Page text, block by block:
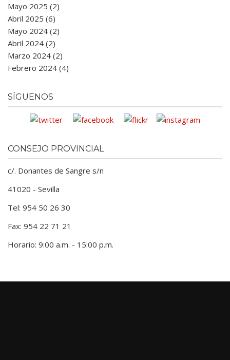
Mayo 2025 (2)
Abril 2025 (6)
Mayo 2024 (2)
Abril 2024 (2)
Marzo 2024 (2)
Febrero 2024 (4)
SÍGUENOS
CONSEJO PROVINCIAL
c/. Donantes de Sangre s/n
41020 - Sevilla
Tel: 954 50 26 30
Fax: 954 22 71 21
Horario: 9:00 a.m. - 15:00 p.m.